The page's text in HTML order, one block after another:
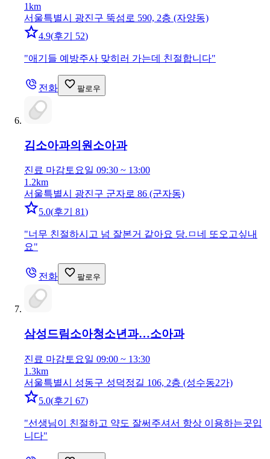
1km
서울특별시 광진구 뚝섬로 590, 2층 (자양동)
4.9(후기 52)
"애기들 예방주사 맞히러 가는데 친절합니다"
전화 팔로우
김소아과의원 소아과
진료 마감토요일 09:30 ~ 13:00
1.2km
서울특별시 광진구 군자로 86 (군자동)
5.0(후기 81)
"너무 친절하시고 넘 잘본거 같아요 당.ㅁ네 또오고싶내
요"
전화 팔로우
삼성드림소아청소년과…소아과
진료 마감토요일 09:00 ~ 13:30
1.3km
서울특별시 성동구 성덕정길 106, 2층 (성수동2가)
5.0(후기 67)
"선생님이 친절하고 약도 잘써주셔서 항상 이용하는곳입
니다"